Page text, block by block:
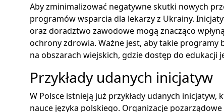
Aby zminimalizować negatywne skutki nowych
programów wsparcia dla lekarzy z Ukrainy.
oraz doradztwo zawodowe mogą znacząco
ochrony zdrowia. Ważne jest, aby takie programy
na obszarach wiejskich, gdzie dostęp do edukacji
Przykłady udanych inicjatyw
W Polsce istnieją już przykłady udanych
nauce języka polskiego. Organizacje